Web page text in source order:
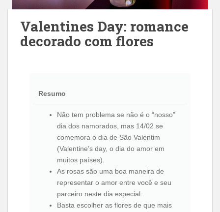
Valentines Day: romance
decorado com flores
Resumo
Não tem problema se não é o “nosso”
dia dos namorados, mas 14/02 se
comemora o dia de São Valentim
(Valentine’s day, o dia do amor em
muitos países).
As rosas são uma boa maneira de
representar o amor entre você e seu
parceiro neste dia especial.
Basta escolher as flores de que mais